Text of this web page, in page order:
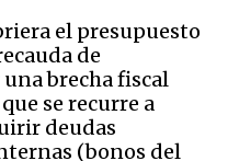
el presupuesto
de
brecha fiscal
se recurre a
deudas
(bonos del